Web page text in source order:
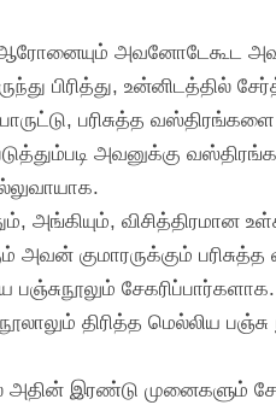
அவனோடேகூட அவன்
பிரித்து, உன்னிடத்தில்
பரிசுத்த
அவனுக்கு
விசித்திரமான
அவன் குமாரருக்கும்
சேகரிப்பார்களாக.
திரித்த மெல்லிய பஞ்சு
இரண்டு முனைகளும்